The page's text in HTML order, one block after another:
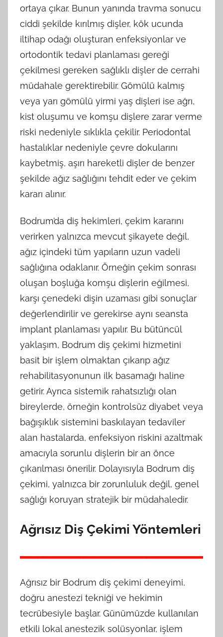
ortaya çıkar. Bunun yanında travma sonucu
ciddi şekilde kırılmış dişler, kök ucunda
iltihap odağı oluşturan enfeksiyonlar ve
ortodontik tedavi planlaması gereği
çekilmesi gereken sağlıklı dişler de cerrahi
müdahale gerektirebilir. Gömülü kalmış
veya yarı gömülü yirmi yaş dişleri ise ağrı,
kist oluşumu ve komşu dişlere zarar verme
riski nedeniyle sıklıkla çekilir. Periodontal
hastalıklar nedeniyle çevre dokularını
kaybetmiş, aşırı hareketli dişler de benzer
şekilde ağız sağlığını tehdit eder ve çekim
kararı alınır.
Bodrum’da diş hekimleri, çekim kararını
verirken yalnızca mevcut şikayete değil,
ağız içindeki tüm yapıların uzun vadeli
sağlığına odaklanır. Örneğin çekim sonrası
oluşan boşluğa komşu dişlerin eğilmesi,
karşı çenedeki dişin uzaması gibi sonuçlar
değerlendirilir ve gerekirse aynı seansta
implant planlaması yapılır. Bu bütüncül
yaklaşım, Bodrum diş çekimi hizmetini
basit bir işlem olmaktan çıkarıp ağız
rehabilitasyonunun ilk basamağı haline
getirir. Ayrıca sistemik rahatsızlığı olan
bireylerde, örneğin kontrolsüz diyabet veya
bağışıklık sistemini baskılayan tedaviler
alan hastalarda, enfeksiyon riskini azaltmak
amacıyla sorunlu dişlerin bir an önce
çıkarılması önerilir. Dolayısıyla Bodrum diş
çekimi, yalnızca bir zorunluluk değil, genel
sağlığı koruyan stratejik bir müdahaledir.
Ağrısız Diş Çekimi Yöntemleri
Ağrısız bir Bodrum diş çekimi deneyimi,
doğru anestezi tekniği ve hekimin
tecrübesiyle başlar. Günümüzde kullanılan
etkili lokal anestezik solüsyonlar, işlem